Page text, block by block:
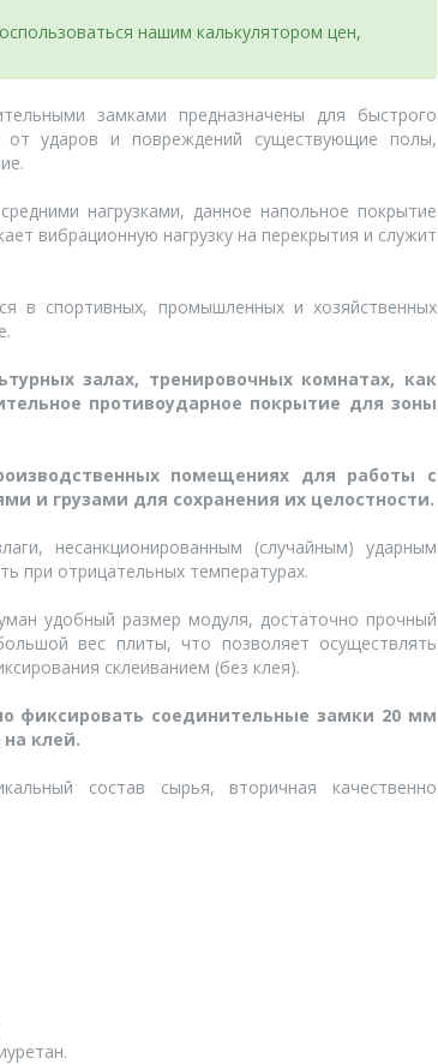
нашим калькулятором цен,
замками предназначены для быстрого
ударов и повреждений существующие полы,
нагрузками, данное напольное покрытие
вибрационную нагрузку на перекрытия и служит
в спортивных, промышленных и хозяйственных
залах, тренировочных комнатах, как
противоударное покрытие для зоны
помещениях для работы с
и грузами для сохранения их целостности.
несанкционированным (случайным) ударным
при отрицательных температурах.
удобный размер модуля, достаточно прочный
вес плиты, что позволяет осуществлять
склеиванием (без клея).
фиксировать соединительные замки 20 мм
клей.
состав сырья, вторичная качественно